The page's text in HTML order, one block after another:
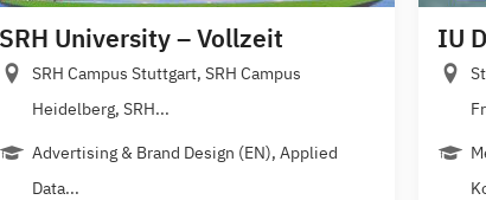
SRH University – Vollzeit
SRH Campus Stuttgart, SRH Campus
Heidelberg, SRH...
Advertising & Brand Design (EN), Applied
Data...
IU